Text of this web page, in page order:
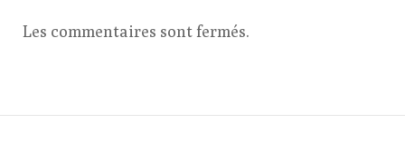
Les commentaires sont fermés.